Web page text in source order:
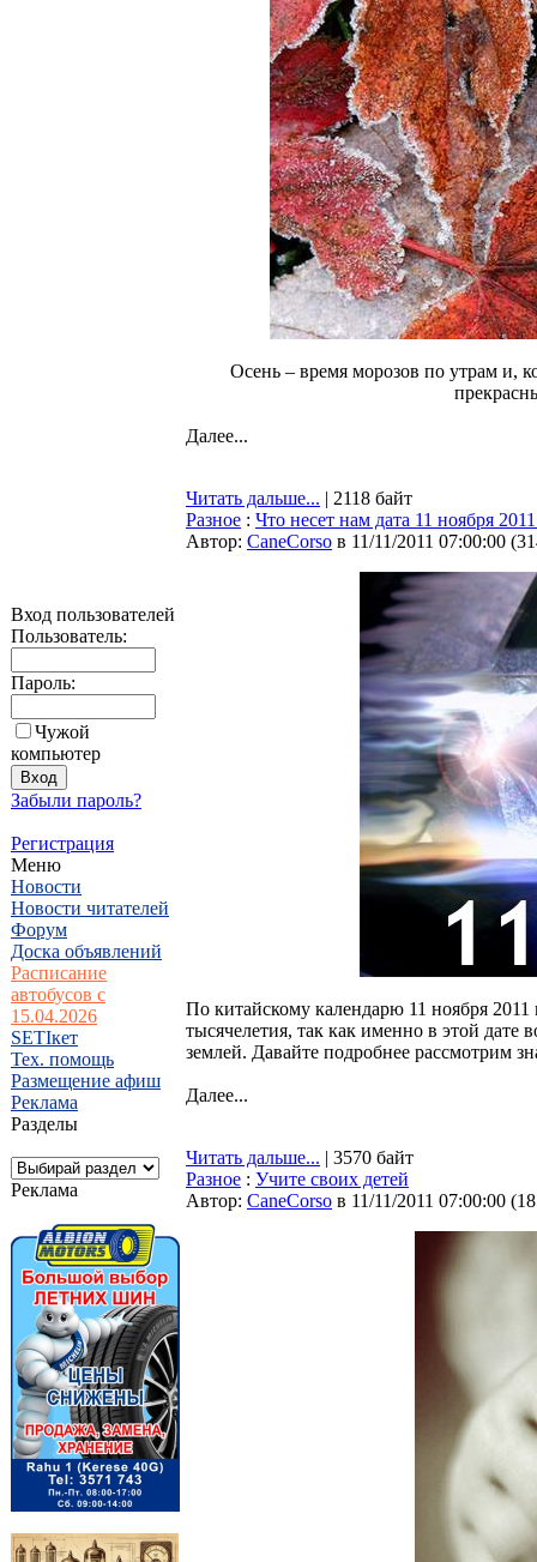
Вход пользователей
Пользователь:
Пароль:
Чужой
компьютер
Забыли пароль?
Регистрация
Меню
Новости
Новости читателей
Форум
Доска объявлений
Расписание
автобусов с
15.04.2026
SETIкет
Тех. помощь
Размещение афиш
Реклама
Разделы
Реклама
Осень – время морозов по утрам и,
Далее...
Читать дальше... | 2118 байт
Разное : Что несет нам дата 11 ноября
Автор: CaneCorso в 11/11/2011 07:00:00 (
По китайскому календарю 11 ноября
тысячелетия, так как именно в этой дате
землей. Давайте подробнее рассмотрим
Далее...
Читать дальше... | 3570 байт
Разное : Учите своих детей
Автор: CaneCorso в 11/11/2011 07:00:00 (